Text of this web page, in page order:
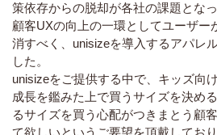
策依存からの脱却が各社の課題とな
顧客UXの向上の一環としてユーザー
消すべく、unisizeを導入するアパレ
した。
unisizeをご提供する中で、キッズ向
成長を鑑みた上で買うサイズを決め
るサイズを買う心配がつきまとう顧
て欲しいというご要望を頂戴してお